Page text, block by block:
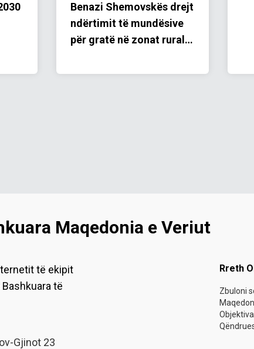
Benazi Shemovskës drejt
ndërtimit të mundësive
për gratë në zonat rurale
Maqedonia e Veriut
të ekipit
të
Gjinot 23
Rreth
Zbuloni